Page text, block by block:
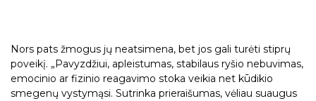
Nors pats žmogus jų neatsimena, bet jos gali turėti stiprų
poveikį. „Pavyzdžiui, apleistumas, stabilaus ryšio nebuvimas,
emocinio ar fizinio reagavimo stoka veikia net kūdikio
smegenų vystymąsi. Sutrinka prieraišumas, vėliau suaugus